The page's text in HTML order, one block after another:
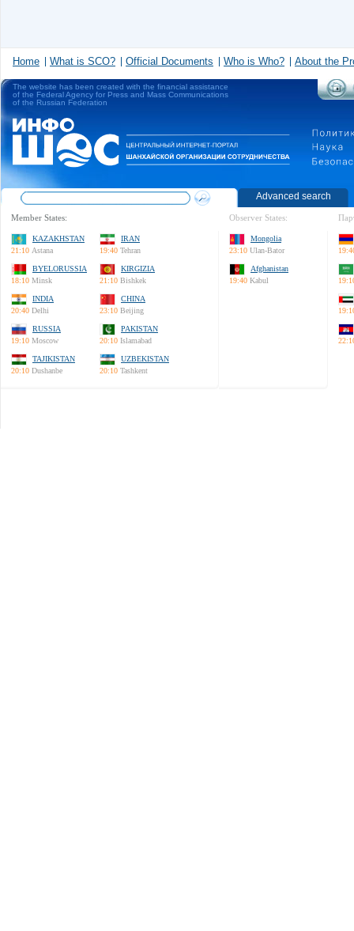
Home What is SCO? Official Documents Who is Who? About the
The website has been created with the financial assistance
of the Federal Agency for Press and Mass Communications
of the Russian Federation
Advanced search
Member States:
KAZAKHSTAN
21:10 Astana
IRAN
19:40 Tehran
BYELORUSSIA
18:10 Minsk
KIRGIZIA
21:10 Bishkek
INDIA
20:40 Delhi
CHINA
23:10 Beijing
RUSSIA
19:10 Moscow
PAKISTAN
20:10 Islamabad
TAJIKISTAN
20:10 Dushanbe
UZBEKISTAN
20:10 Tashkent
Observer States:
Mongolia
23:10 Ulan-Bator
Afghanistan
19:40 Kabul